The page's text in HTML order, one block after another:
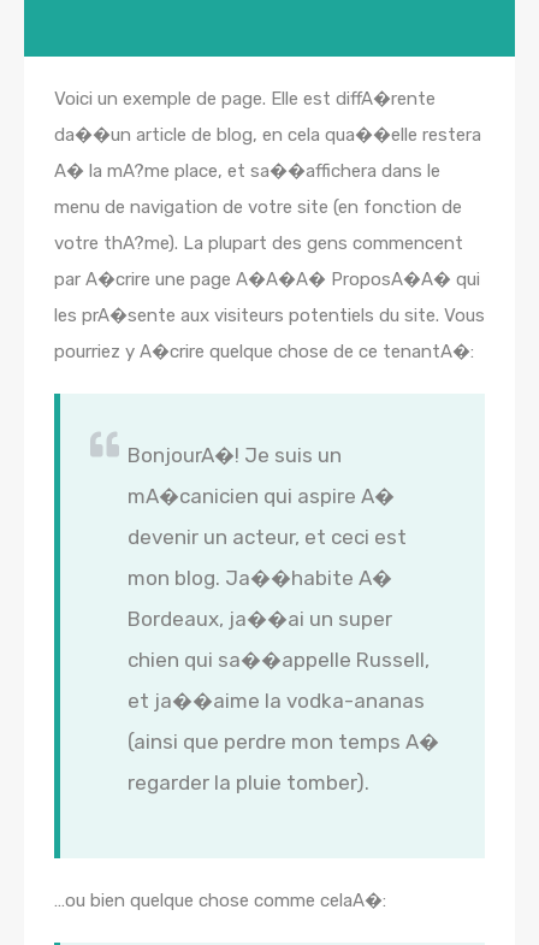
Voici un exemple de page. Elle est diffA�rente
da��un article de blog, en cela qua��elle restera
A� la mA?me place, et sa��affichera dans le
menu de navigation de votre site (en fonction de
votre thA?me). La plupart des gens commencent
par A�crire une page A�A�A� ProposA�A� qui
les prA�sente aux visiteurs potentiels du site. Vous
pourriez y A�crire quelque chose de ce tenantA�:
BonjourA�! Je suis un
mA�canicien qui aspire A�
devenir un acteur, et ceci est
mon blog. Ja��habite A�
Bordeaux, ja��ai un super
chien qui sa��appelle Russell,
et ja��aime la vodka-ananas
(ainsi que perdre mon temps A�
regarder la pluie tomber).
…ou bien quelque chose comme celaA�: